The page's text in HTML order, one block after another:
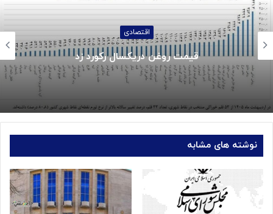
اجتماعی
جزئیات واریز کالابرگ خردادماه:
نوشته های مشابه